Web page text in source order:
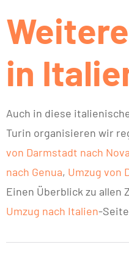
in
Auch in diese
Turin organisieren wir
von Darmstadt nach
nach Genua, Umzug von
Einen Überblick zu allen
Umzug nach Italien-